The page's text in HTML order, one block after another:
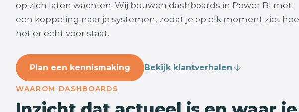
op zich laten wachten. Wij bouwen dashboards in Power BI met
een koppeling naar je systemen, zodat je op elk moment ziet hoe
het er echt voor staat.
Plan een kennismaking Bekijk klantverhalen
WAAROM DASHBOARDS